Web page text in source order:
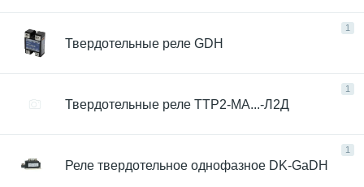
1
Твердотельные реле GDH
1
Твердотельные реле ТТР2-МА...-Л2Д
1
Реле твердотельное однофазное DK-GaDH